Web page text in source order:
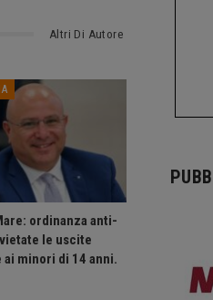
Altri Di Autore
ordinanza anti-
le uscite
minori di 14 anni.